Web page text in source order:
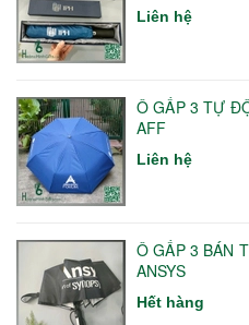
Liên hệ
Ô GẤP 3 TỰ
AFF
Liên hệ
Ô GẤP 3 BÁN
ANSYS
Hết hàng